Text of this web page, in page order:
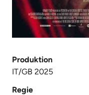
Produktion
IT/GB 2025
Regie